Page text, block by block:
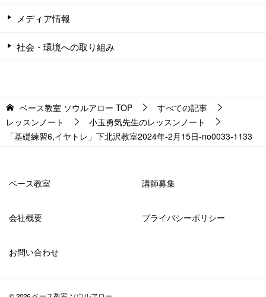
メディア情報
社会・環境への取り組み
ベース教室 ソウルアロー TOP
すべての記事
レッスンノート
小玉勇気先生のレッスンノート
「基礎練習6,イヤトレ」下北沢教室2024年-2月15日-no0033-1133
ベース教室 講師募集
会社概要 プライバシーポリシー
お問い合わせ